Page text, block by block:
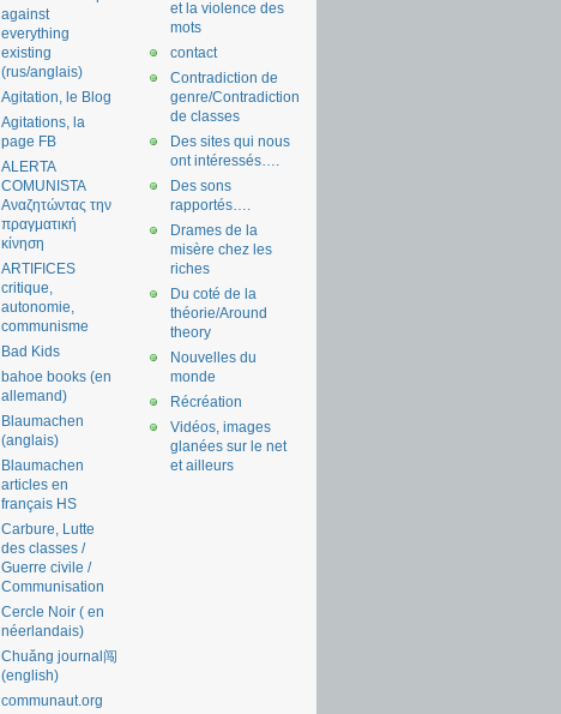
et la violence des
mots
contact
Contradiction de
genre/Contradiction
de classes
Des sites qui nous
ont intéressés….
Des sons
rapportés….
Drames de la
misère chez les
riches
Du coté de la
théorie/Around
theory
Nouvelles du
monde
Récréation
Vidéos, images
glanées sur le net
et ailleurs
against
everything
existing
(rus/anglais)
Agitation, le Blog
Agitations, la
page FB
ALERTA
COMUNISTA
Αναζητώντας την
πραγματική
κίνηση
ARTIFICES
critique,
autonomie,
communisme
Bad Kids
bahoe books (en
allemand)
Blaumachen
(anglais)
Blaumachen
articles en
français HS
Carbure, Lutte
des classes /
Guerre civile /
Communisation
Cercle Noir ( en
néerlandais)
Chuǎng journal闯
(english)
communaut.org